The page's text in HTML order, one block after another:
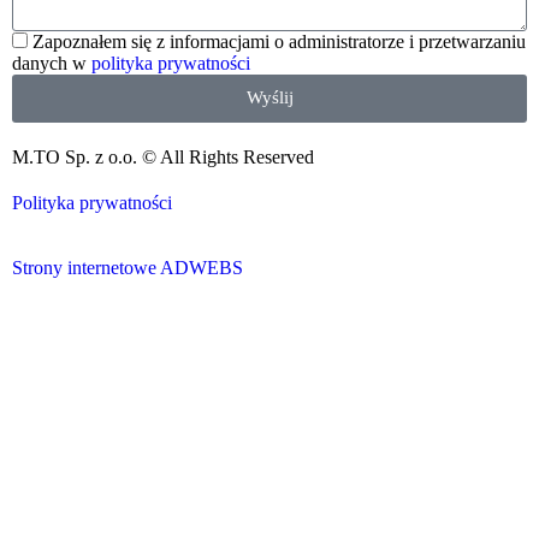
Zapoznałem się z informacjami o administratorze i przetwarzaniu
danych w polityka prywatności
Wyślij
M.TO Sp. z o.o. © All Rights Reserved
Polityka prywatności
Strony internetowe ADWEBS